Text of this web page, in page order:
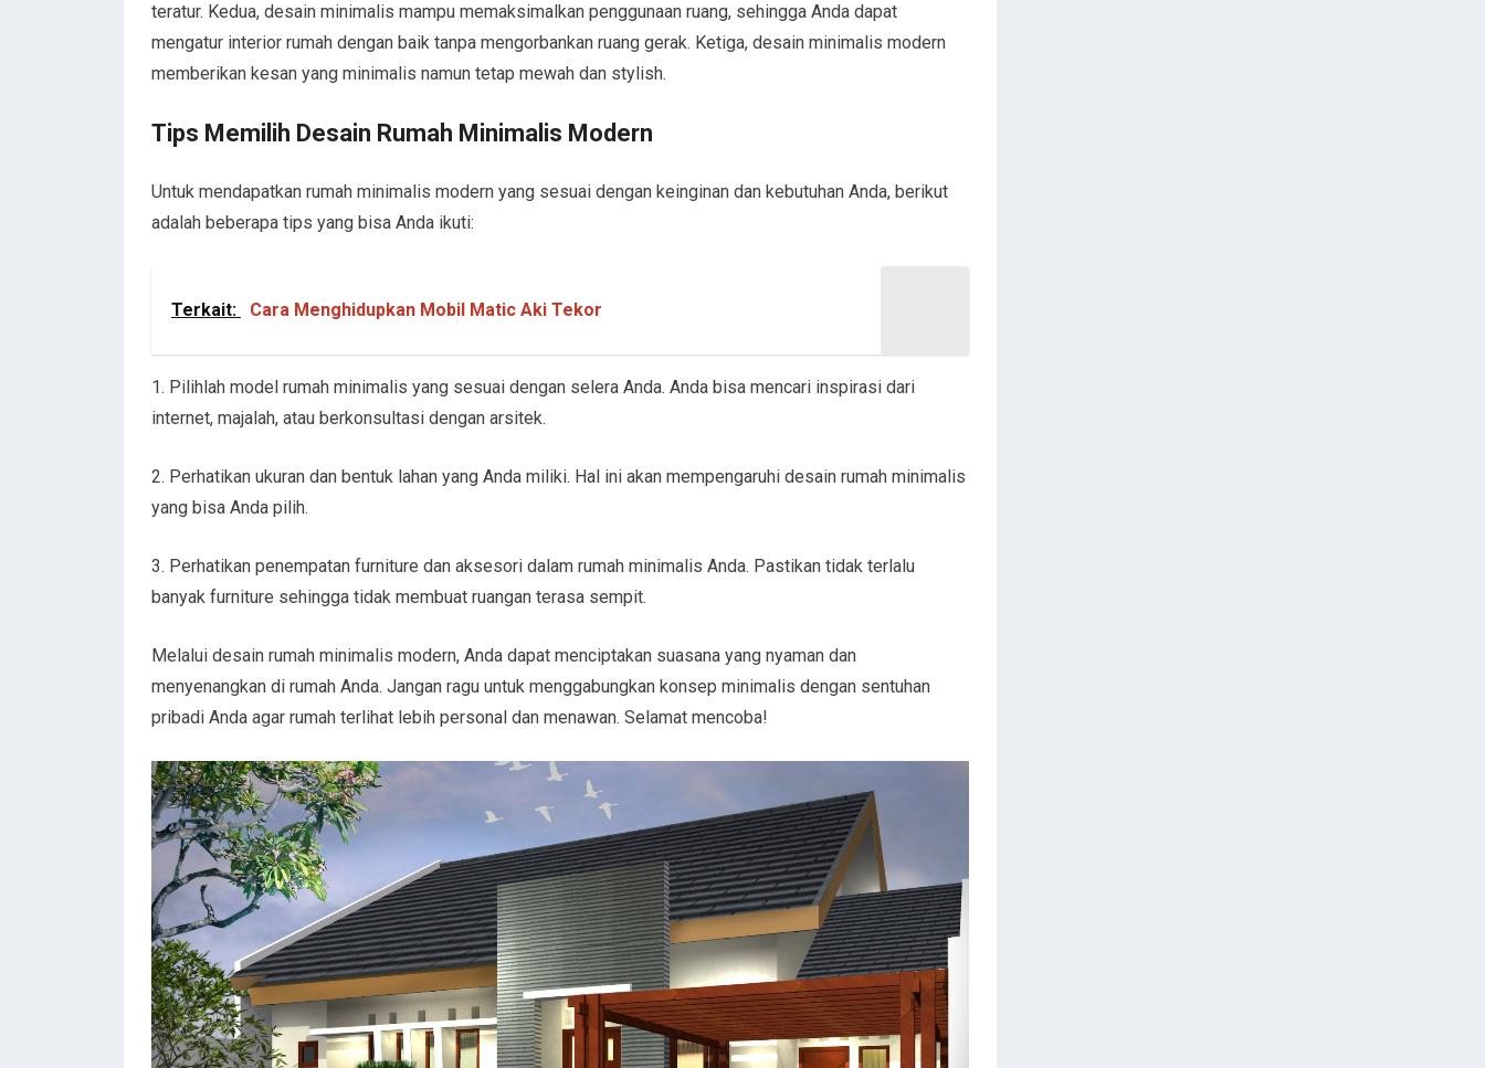
teratur. Kedua, desain minimalis mampu memaksimalkan penggunaan ruang, sehingga Anda dapat
mengatur interior rumah dengan baik tanpa mengorbankan ruang gerak. Ketiga, desain minimalis modern
memberikan kesan yang minimalis namun tetap mewah dan stylish.
Tips Memilih Desain Rumah Minimalis Modern
Untuk mendapatkan rumah minimalis modern yang sesuai dengan keinginan dan kebutuhan Anda, berikut
adalah beberapa tips yang bisa Anda ikuti:
Terkait: Cara Menghidupkan Mobil Matic Aki Tekor
1. Pilihlah model rumah minimalis yang sesuai dengan selera Anda. Anda bisa mencari inspirasi dari
internet, majalah, atau berkonsultasi dengan arsitek.
2. Perhatikan ukuran dan bentuk lahan yang Anda miliki. Hal ini akan mempengaruhi desain rumah minimalis
yang bisa Anda pilih.
3. Perhatikan penempatan furniture dan aksesori dalam rumah minimalis Anda. Pastikan tidak terlalu
banyak furniture sehingga tidak membuat ruangan terasa sempit.
Melalui desain rumah minimalis modern, Anda dapat menciptakan suasana yang nyaman dan
menyenangkan di rumah Anda. Jangan ragu untuk menggabungkan konsep minimalis dengan sentuhan
pribadi Anda agar rumah terlihat lebih personal dan menawan. Selamat mencoba!